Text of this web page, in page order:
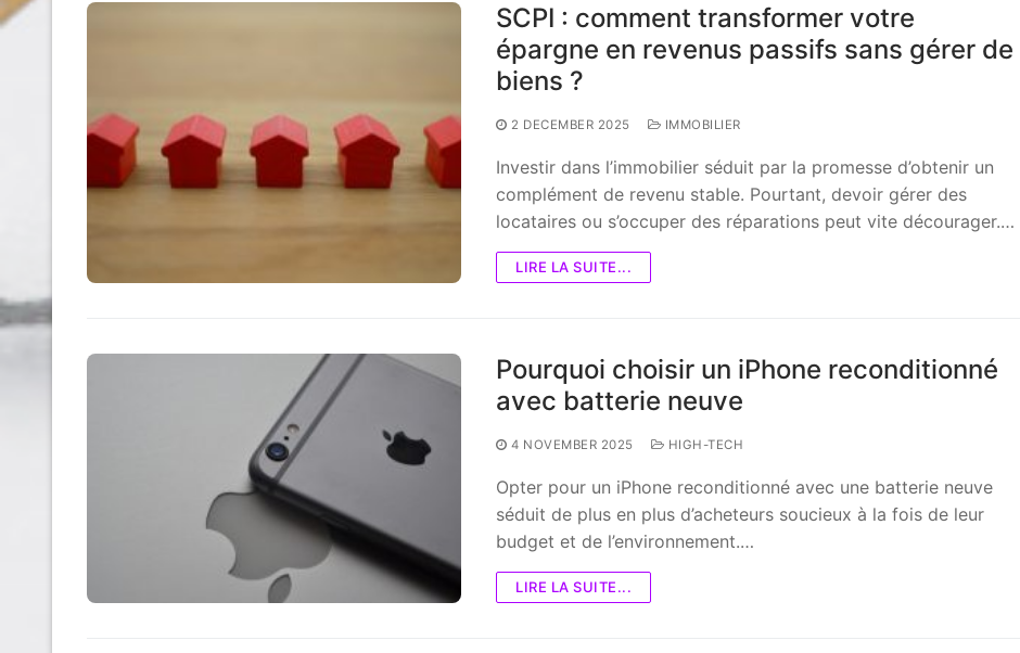
SCPI : comment transformer votre
épargne en revenus passifs sans gérer de
biens ?
2 DECEMBER 2025 IMMOBILIER
Investir dans l’immobilier séduit par la promesse d’obtenir un
complément de revenu stable. Pourtant, devoir gérer des
locataires ou s’occuper des réparations peut vite décourager.…
LIRE LA SUITE...
Pourquoi choisir un iPhone reconditionné
avec batterie neuve
4 NOVEMBER 2025 HIGH-TECH
Opter pour un iPhone reconditionné avec une batterie neuve
séduit de plus en plus d’acheteurs soucieux à la fois de leur
budget et de l’environnement.…
LIRE LA SUITE...